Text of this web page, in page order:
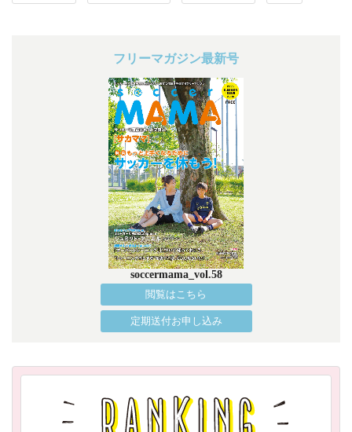
フリーマガジン最新号
soccermama_vol.58
閲覧はこちら
定期送付お申し込み